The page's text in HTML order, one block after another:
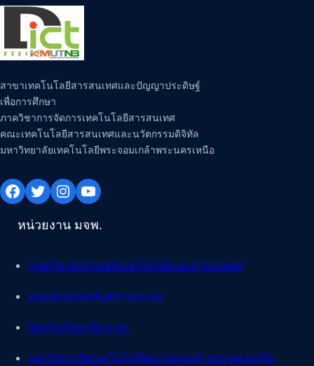
สาขาเทคโนโลยีสารสนเทศและปัญญาประดิษฐ์
เพื่อการศึกษา
ภาควิชาการจัดการเทคโนโลยีสารสนเทศ
คณะเทคโนโลยีสารสนเทศและนวัตกรรมดิจิทัล
มหาวิทยาลัยเทคโนโลยีพระจอมเกล้าพระนครเหนือ
Facebook Twitter Instagram YouTube
หน่วยงาน มจพ.
ภาควิชาครุศาสตร์เทคโนโลยีและสารสนเทศ
คณะครุศาสตร์อุตสาหกรรม
บัณฑิตวิทยาลัย มจพ.
มหาวิทยาลัยเทคโนโลยีพระจอมเกล้าพระนครเหนือ